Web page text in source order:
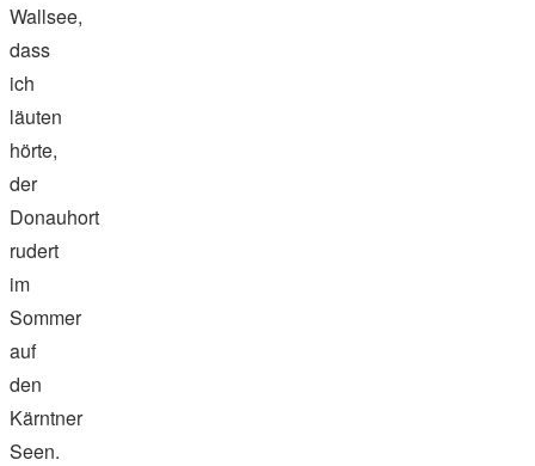
Wallsee,
dass
ich
läuten
hörte,
der
Donauhort
rudert
im
Sommer
auf
den
Kärntner
Seen.